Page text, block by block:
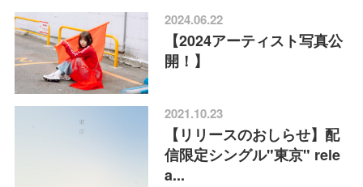
2024.06.22
【2024アーティスト写真公
開！】
2021.10.23
【リリースのおしらせ】配
信限定シングル"東京" rele
a...